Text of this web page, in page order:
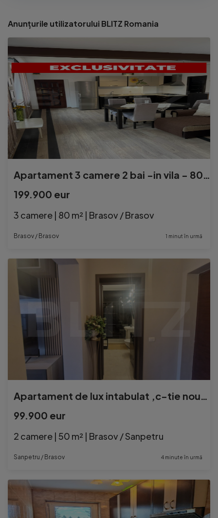
Anunțurile utilizatorului BLITZ Romania
Apartament 3 camere 2 bai -in vila - 80mp -pivnita si parc
199.900 eur
3 camere | 80 m² | Brasov / Brasov
Brasov / Brasov 1 minut în urmă
Apartament de lux intabulat ,c-tie noua , parcare, 2 camere
99.900 eur
2 camere | 50 m² | Brasov / Sanpetru
Sanpetru / Brasov 4 minute în urmă